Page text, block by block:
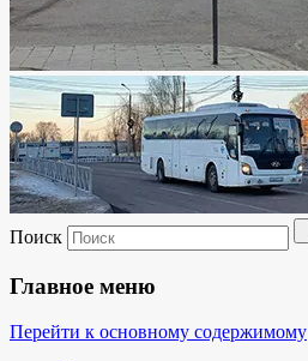
Поиск
Главное меню
Перейти к основному содержимому